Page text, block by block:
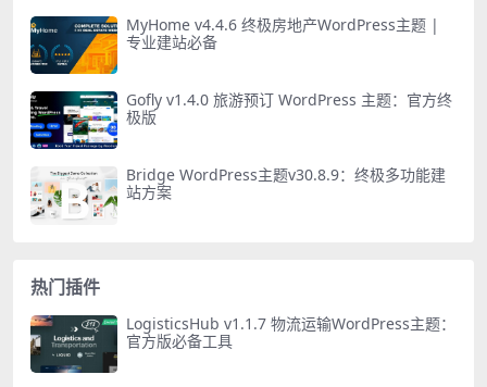
MyHome v4.4.6 终极房地产WordPress主题 |
专业建站必备
Gofly v1.4.0 旅游预订 WordPress 主题：官方终
极版
Bridge WordPress主题v30.8.9：终极多功能建
站方案
热门插件
LogisticsHub v1.1.7 物流运输WordPress主题：
官方版必备工具